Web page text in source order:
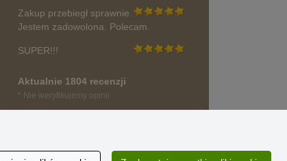
Zakup przebiegł sprawnie.
Jestem zadowolona. Polecam.
SUPER!!!
Aktualnie 1804 recenzji
* Nie weryfikujemy opinii